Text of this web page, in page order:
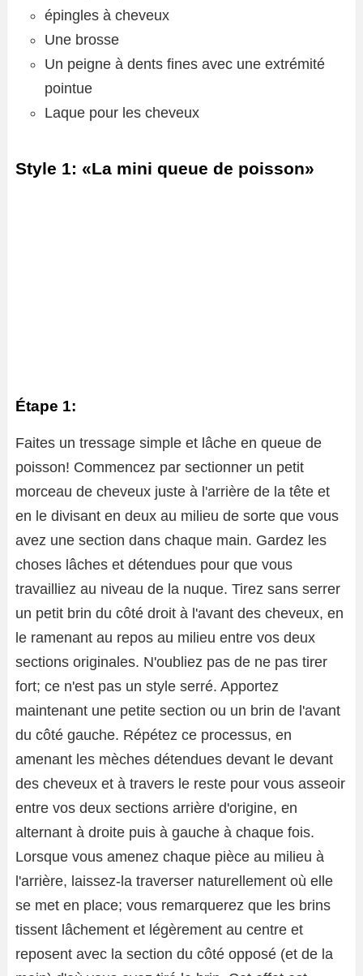
épingles à cheveux
Une brosse
Un peigne à dents fines avec une extrémité
pointue
Laque pour les cheveux
Style 1: «La mini queue de poisson»
Étape 1:
Faites un tressage simple et lâche en queue de
poisson! Commencez par sectionner un petit
morceau de cheveux juste à l'arrière de la tête et
en le divisant en deux au milieu de sorte que vous
avez une section dans chaque main. Gardez les
choses lâches et détendues pour que vous
travailliez au niveau de la nuque. Tirez sans serrer
un petit brin du côté droit à l'avant des cheveux, en
le ramenant au repos au milieu entre vos deux
sections originales. N'oubliez pas de ne pas tirer
fort; ce n'est pas un style serré. Apportez
maintenant une petite section ou un brin de l'avant
du côté gauche. Répétez ce processus, en
amenant les mèches détendues devant le devant
des cheveux et à travers le reste pour vous asseoir
entre vos deux sections arrière d'origine, en
alternant à droite puis à gauche à chaque fois.
Lorsque vous amenez chaque pièce au milieu à
l'arrière, laissez-la traverser naturellement où elle
se met en place; vous remarquerez que les brins
tissent lâchement et légèrement au centre et
reposent avec la section du côté opposé (et de la